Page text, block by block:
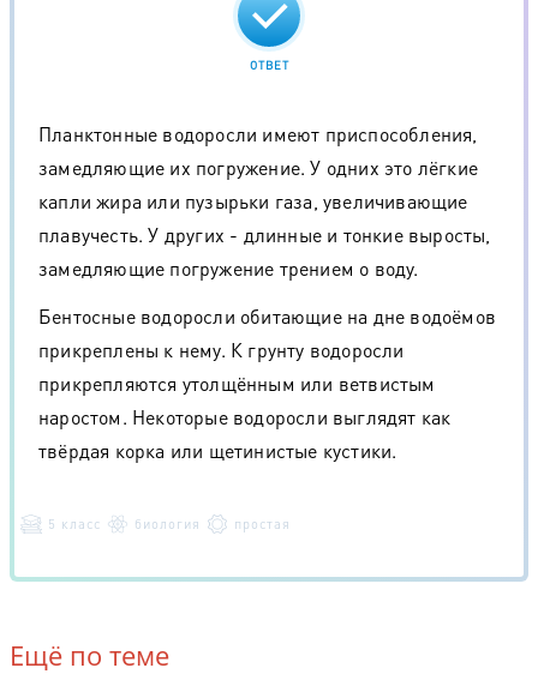
ОТВЕТ
Планктонные водоросли имеют приспособления,
замедляющие их погружение. У одних это лёгкие
капли жира или пузырьки газа, увеличивающие
плавучесть. У других - длинные и тонкие выросты,
замедляющие погружение трением о воду.
Бентосные водоросли обитающие на дне водоёмов
прикреплены к нему. К грунту водоросли
прикрепляются утолщённым или ветвистым
наростом. Некоторые водоросли выглядят как
твёрдая корка или щетинистые кустики.
5 класс биология простая
Ещё по теме